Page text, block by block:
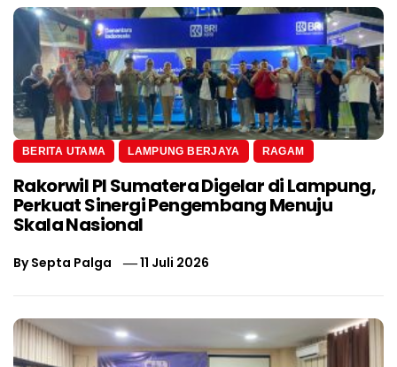
BERITA UTAMA LAMPUNG BERJAYA RAGAM
Rakorwil PI Sumatera Digelar di Lampung,
Perkuat Sinergi Pengembang Menuju
Skala Nasional
BySepta Palga 11 Juli 2026